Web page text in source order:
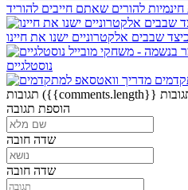
להורים שאתם חייבים להוריד
נוסטלגיים
תגובות
הוספת תגובה
שדה חובה
שדה חובה